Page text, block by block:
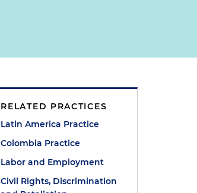
RELATED PRACTICES
Latin America Practice
Colombia Practice
Labor and Employment
Civil Rights, Discrimination